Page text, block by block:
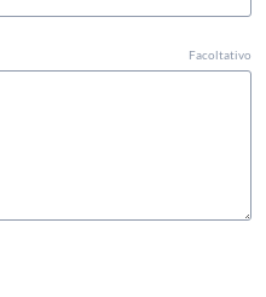
Facoltativo